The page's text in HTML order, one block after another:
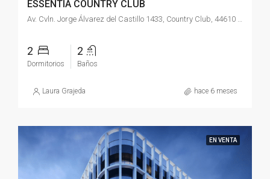
ESSENTIA COUNTRY CLUB
Av. Cvln. Jorge Álvarez del Castillo 1433, Country Club, 44610 Guadalajara, Jal., México
2
Dormitorios
2
Baños
Laura Grajeda hace 6 meses
EN VENTA